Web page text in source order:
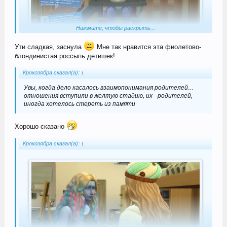
Нажмите, чтобы раскрыть...
Ути сладкая, заснула
Мне так нравится эта фиолетово-
блондинистая россыпь детишек!
Крокозябра сказал(а): ↑
Увы, когда дело касалось взаимопонимания родителей…
отношения вступили в желтую стадию, их - родителей,
иногда хотелось стереть из памяти
Хорошо сказано
Крокозябра сказал(а): ↑